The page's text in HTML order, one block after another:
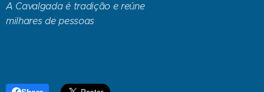
A Cavalgada é tradição e reúne
milhares de pessoas